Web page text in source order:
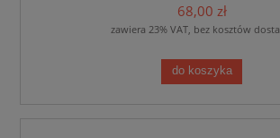
68,00 zł
zawiera 23% VAT, bez kosztów
do koszyka